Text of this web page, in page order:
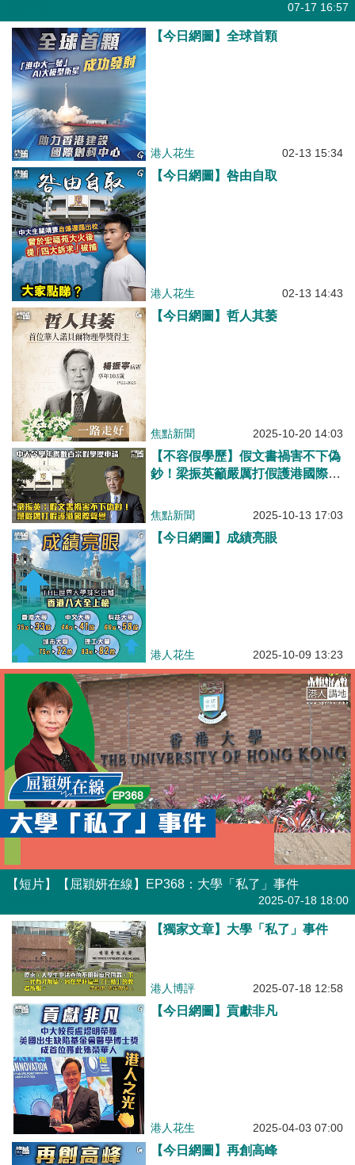
07-17 16:57
【今日網圖】全球首顆
港人花生 02-13 15:34
【今日網圖】咎由自取
港人花生 02-13 14:43
【今日網圖】哲人其萎
焦點新聞 2025-10-20 14:03
【不容假學歷】假文書禍害不下偽
鈔！梁振英籲嚴厲打假護港國際聲
焦點新聞 2025-10-13 17:03
【今日網圖】成績亮眼
港人花生 2025-10-09 13:23
【短片】【屈穎妍在線】EP368：大學「私了」事件
2025-07-18 18:00
【獨家文章】大學「私了」事件
港人博評 2025-07-18 12:58
【今日網圖】貢獻非凡
港人花生 2025-04-03 07:00
【今日網圖】再創高峰